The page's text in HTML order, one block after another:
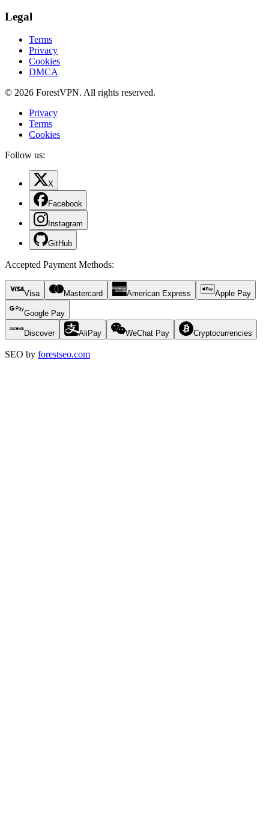
Legal
Terms
Privacy
Cookies
DMCA
© 2026 ForestVPN. All rights reserved.
Privacy
Terms
Cookies
Follow us:
X
Facebook
Instagram
GitHub
Accepted Payment Methods:
Visa Mastercard American Express Apple Pay
Google Pay
Discover AliPay WeChat Pay Cryptocurrencies
SEO by forestseo.com